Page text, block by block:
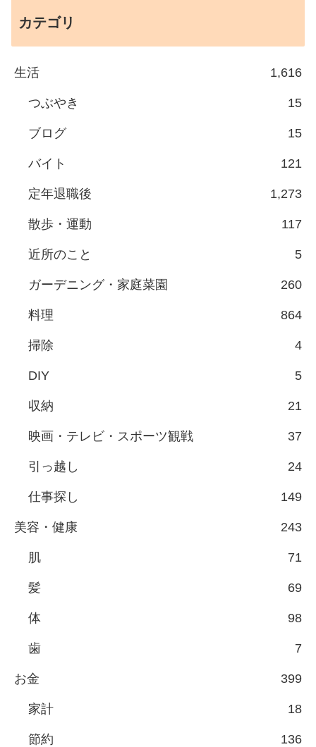
カテゴリ
生活 1,616
つぶやき 15
ブログ 15
バイト 121
定年退職後 1,273
散歩・運動 117
近所のこと 5
ガーデニング・家庭菜園 260
料理 864
掃除 4
DIY 5
収納 21
映画・テレビ・スポーツ観戦 37
引っ越し 24
仕事探し 149
美容・健康 243
肌 71
髪 69
体 98
歯 7
お金 399
家計 18
節約 136